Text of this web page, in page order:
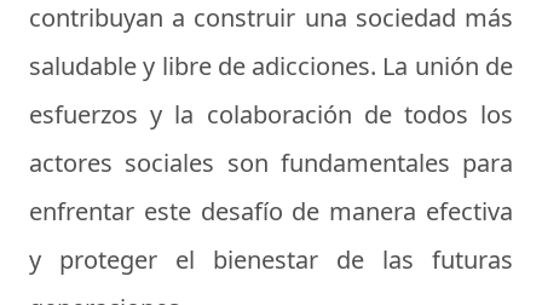
contribuyan a construir una sociedad más
saludable y libre de adicciones. La unión de
esfuerzos y la colaboración de todos los
actores sociales son fundamentales para
enfrentar este desafío de manera efectiva
y proteger el bienestar de las futuras